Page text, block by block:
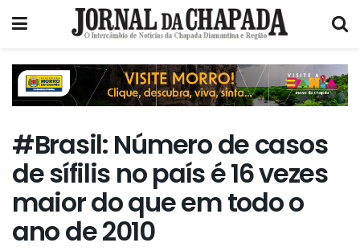
#Brasil: Número de casos
de sífilis no país é 16 vezes
maior do que em todo o
ano de 2010